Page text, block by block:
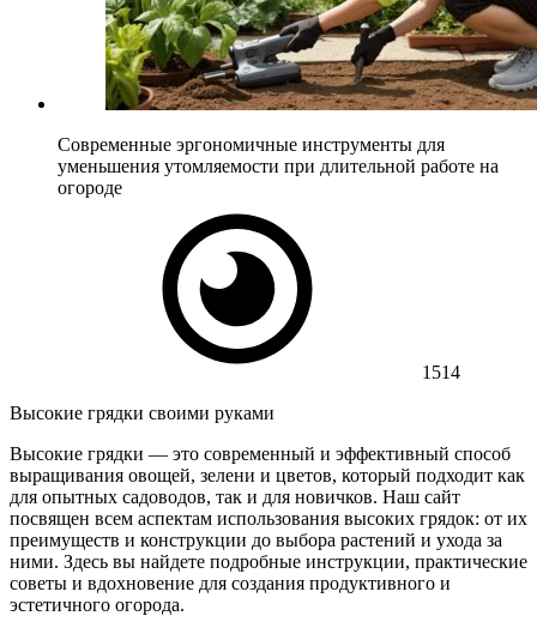
Современные эргономичные инструменты для
уменьшения утомляемости при длительной работе на
огороде
1514
Высокие грядки своими руками
Высокие грядки — это современный и эффективный способ
выращивания овощей, зелени и цветов, который подходит как
для опытных садоводов, так и для новичков. Наш сайт
посвящен всем аспектам использования высоких грядок: от их
преимуществ и конструкции до выбора растений и ухода за
ними. Здесь вы найдете подробные инструкции, практические
советы и вдохновение для создания продуктивного и
эстетичного огорода.